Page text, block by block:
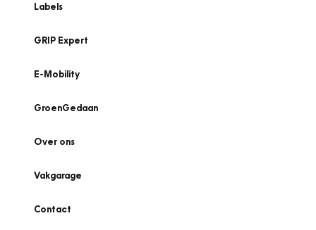
Labels
GRIP Expert
E-Mobility
GroenGedaan
Over ons
Vakgarage
Contact